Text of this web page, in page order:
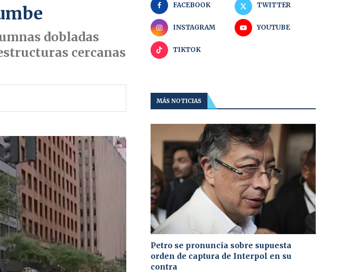
dobladas
cercanas
FACEBOOK TWITTER
INSTAGRAM YOUTUBE
TIKTOK
MÁS NOTICIAS
Petro se pronuncia sobre supuesta
orden de captura de Interpol en su
contra